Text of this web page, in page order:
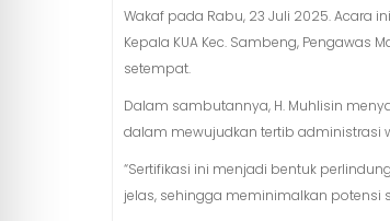
Wakaf pada Rabu, 23 Juli 2025. Acara
Kepala KUA Kec. Sambeng, Pengawas
setempat.
Dalam sambutannya, H. Muhlisin
dalam mewujudkan tertib administrasi
“Sertifikasi ini menjadi bentuk
jelas, sehingga meminimalkan potensi